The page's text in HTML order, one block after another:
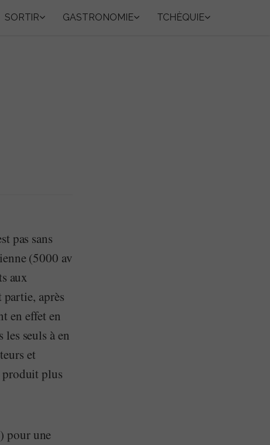
SORTIR GASTRONOMIE TCHÈQUIE
pas sans
(5000 av
aux
après
en effet en
seuls à en
et
produit plus
pour une